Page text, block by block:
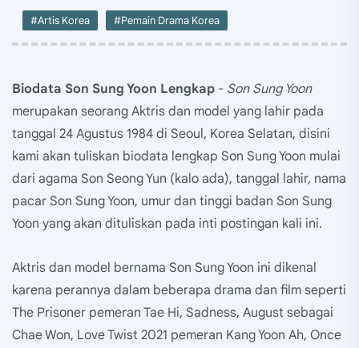
#Artis Korea #Pemain Drama Korea
Biodata Son Sung Yoon Lengkap - Son Sung Yoon
merupakan seorang Aktris dan model yang lahir pada
tanggal 24 Agustus 1984 di Seoul, Korea Selatan, disini
kami akan tuliskan biodata lengkap Son Sung Yoon mulai
dari agama Son Seong Yun (kalo ada), tanggal lahir, nama
pacar Son Sung Yoon, umur dan tinggi badan Son Sung
Yoon yang akan dituliskan pada inti postingan kali ini.
Aktris dan model bernama Son Sung Yoon ini dikenal
karena perannya dalam beberapa drama dan film seperti
The Prisoner pemeran Tae Hi, Sadness, August sebagai
Chae Won, Love Twist 2021 pemeran Kang Yoon Ah, Once